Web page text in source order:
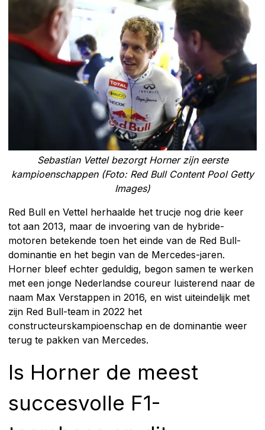
Sebastian Vettel bezorgt Horner zijn eerste
kampioenschappen (Foto: Red Bull Content Pool Getty
Images)
Red Bull en Vettel herhaalde het trucje nog drie keer
tot aan 2013, maar de invoering van de hybride-
motoren betekende toen het einde van de Red Bull-
dominantie en het begin van de Mercedes-jaren.
Horner bleef echter geduldig, begon samen te werken
met een jonge Nederlandse coureur luisterend naar de
naam Max Verstappen in 2016, en wist uiteindelijk met
zijn Red Bull-team in 2022 het
constructeurskampioenschap en de dominantie weer
terug te pakken van Mercedes.
Is Horner de meest
succesvolle F1-